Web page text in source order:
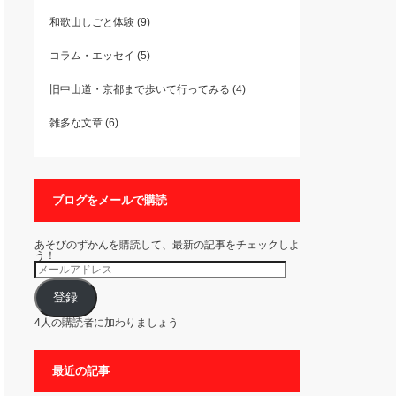
和歌山しごと体験(9)
コラム・エッセイ (5)
旧中山道・京都まで歩いて行ってみる (4)
雑多な文章(6)
ブログをメールで購読
あそびのずかんを購読して、最新の記事をチェックしよ
う！
メ
ー
ル
ア
ド
レ
ス
登録
4人の購読者に加わりましょう
最近の記事